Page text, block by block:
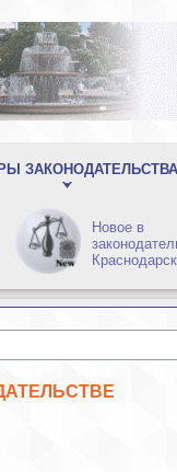
ЗАКОНОДАТЕЛЬСТВА
Новое в